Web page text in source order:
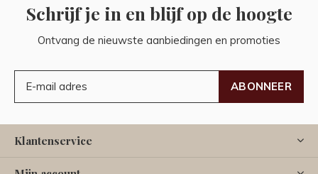
Schrijf je in en blijf op de hoogte
Ontvang de nieuwste aanbiedingen en promoties
ABONNEER
Klantenservice